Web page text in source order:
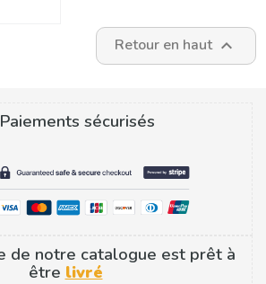
Retour en haut 
sécurisés
de notre catalogue est prêt à
être livré